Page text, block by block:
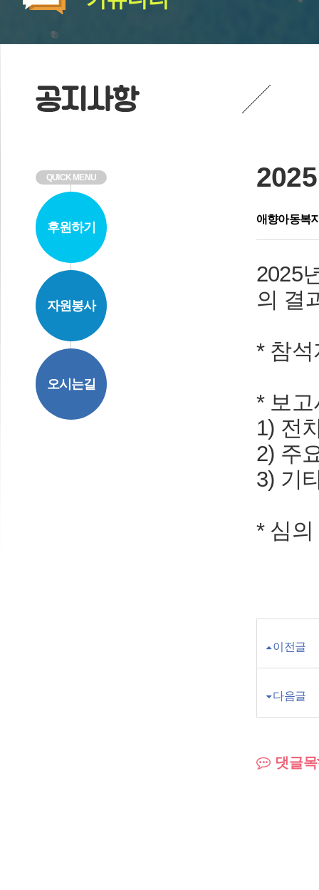
QUICK MENU
후원하기
자원봉사
오시는길
애향아동복
2025
의 결
* 참
* 보
1) 전
2) 주
3) 기
* 심
이전글
다음글
댓글